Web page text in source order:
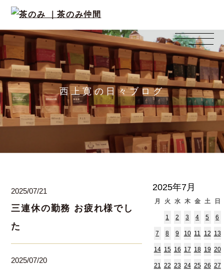
西上寛の日々ブログ
2025/07/21
三連休の勤務 お疲れ様でし
た
2025/07/20
2025年7月
月 火 水 木 金 土 日
1 2 3 4 5 6
7 8 9 10 11 12 13
14 15 16 17 18 19 20
21 22 23 24 25 26 27